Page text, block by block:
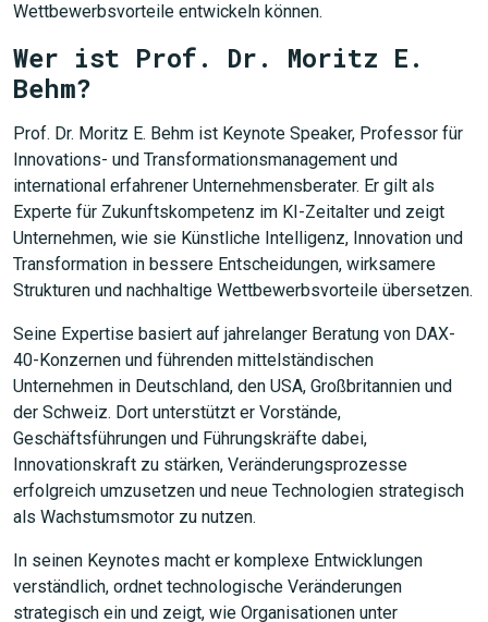
Wettbewerbsvorteile entwickeln können.
Wer ist Prof. Dr. Moritz E.
Behm?
Prof. Dr. Moritz E. Behm ist Keynote Speaker, Professor für
Innovations- und Transformationsmanagement und
international erfahrener Unternehmensberater. Er gilt als
Experte für Zukunftskompetenz im KI-Zeitalter und zeigt
Unternehmen, wie sie Künstliche Intelligenz, Innovation und
Transformation in bessere Entscheidungen, wirksamere
Strukturen und nachhaltige Wettbewerbsvorteile übersetzen.
Seine Expertise basiert auf jahrelanger Beratung von DAX-
40-Konzernen und führenden mittelständischen
Unternehmen in Deutschland, den USA, Großbritannien und
der Schweiz. Dort unterstützt er Vorstände,
Geschäftsführungen und Führungskräfte dabei,
Innovationskraft zu stärken, Veränderungsprozesse
erfolgreich umzusetzen und neue Technologien strategisch
als Wachstumsmotor zu nutzen.
In seinen Keynotes macht er komplexe Entwicklungen
verständlich, ordnet technologische Veränderungen
strategisch ein und zeigt, wie Organisationen unter